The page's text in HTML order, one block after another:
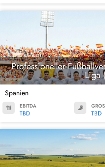
Professioneller
Liga
Spanien
EBITDA
TBD TBD